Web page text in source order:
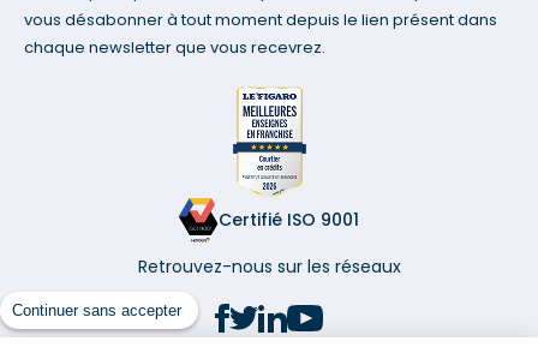
Continuer sans accepter
vous désabonner à tout moment depuis le lien présent dans
chaque newsletter que vous recevrez.
Certifié ISO 9001
Retrouvez-nous sur les réseaux